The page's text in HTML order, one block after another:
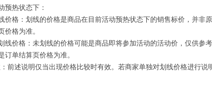
预热状态下：
价格：划线的价格是商品在目前活动预热状态下的销售标价，并
价格为准。
线价格：未划线的价格可能是商品即将参加活动的活动价，仅供
订单结算页价格为准。
前述说明仅当出现价格比较时有效。若商家单独对划线价格进行说